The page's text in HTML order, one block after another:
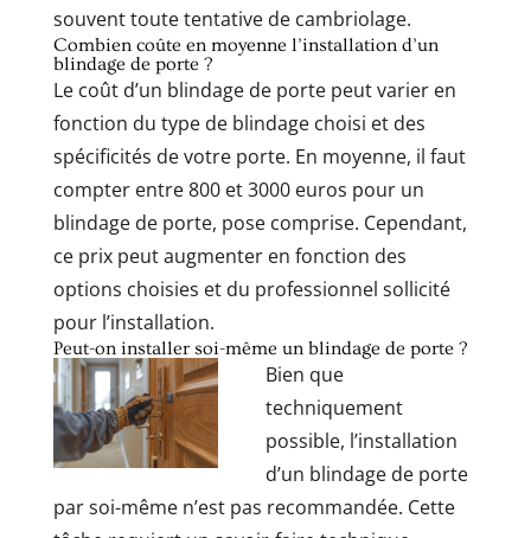
souvent toute tentative de cambriolage.
Combien coûte en moyenne l’installation d’un
blindage de porte ?
Le coût d’un blindage de porte peut varier en
fonction du type de blindage choisi et des
spécificités de votre porte. En moyenne, il faut
compter entre 800 et 3000 euros pour un
blindage de porte, pose comprise. Cependant,
ce prix peut augmenter en fonction des
options choisies et du professionnel sollicité
pour l’installation.
Peut-on installer soi-même un blindage de porte ?
Bien que
techniquement
possible, l’installation
d’un blindage de porte
par soi-même n’est pas recommandée. Cette